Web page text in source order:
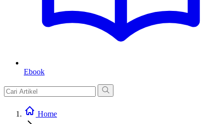
Ebook
Home